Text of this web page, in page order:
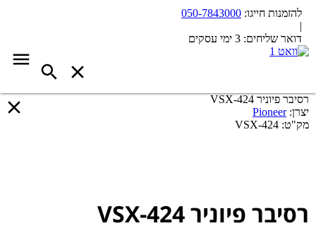
להזמנות חייגו: 050-7843000
|
דואר שליחים: 3 ימי עסקים
רסיבר פיוניר VSX-424
יצרן:Pioneer
מק"ט: VSX-424
רסיבר פיוניר VSX-424